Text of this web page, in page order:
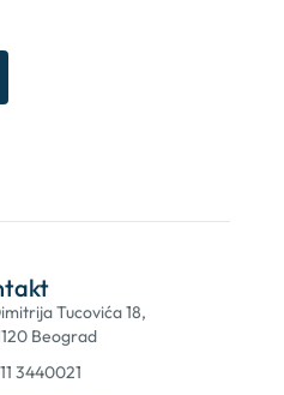
Tucovića 18,
Beograd
3440021